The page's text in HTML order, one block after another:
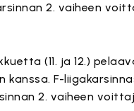
2. vaiheen
(11. ja 12.)
F-
2. vaiheen